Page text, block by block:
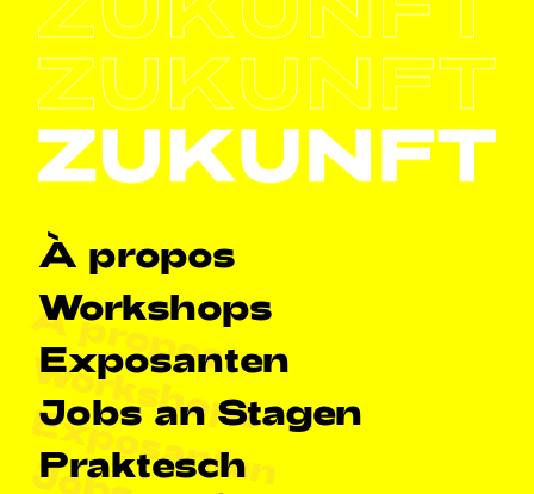
Haapt-Navigatioun
À propos
À propos
Workshops
Workshops
Exposanten
Exposanten
Jobs an Stagen
Praktesch